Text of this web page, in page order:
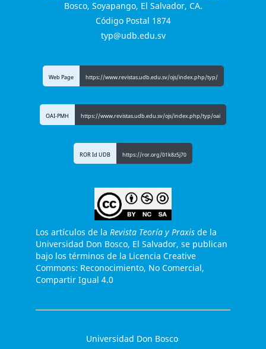
Bosco, Soyapango, El Salvador, CA.
Código Postal 1874
typ@udb.edu.sv
Web Page https://www.revistas.udb.edu.sv/ojs/index.php/typ/
OAI-PMH https://www.revistas.udb.edu.sv/ojs/index.php/typ/oai
ROR Id UDB https://ror.org/01k8z5j70
Los artículos de la Revista Teoría y Praxisde la
Universidad Don Bosco, El Salvador, se publican
bajo los términos de la Licencia Creative
Commons: Reconocimiento, No Comercial,
Compartir Igual 4.0
Universidad Don Bosco